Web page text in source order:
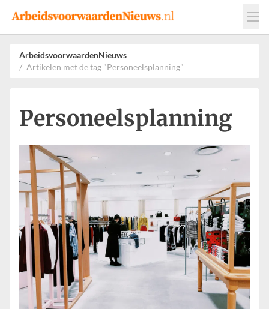
Events
Adverteren
Leveranciers
Werkgevers
ArbeidsvoorwaardenNieuws
Artikelen met de tag "Personeelsplanning"
Personeelsplanning